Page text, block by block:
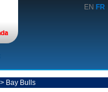
EN FR
> Bay Bulls